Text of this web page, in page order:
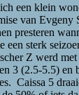
een klein
van
presteren
sterk
Z werd
3 (2.5-5.5)
Caissa 5